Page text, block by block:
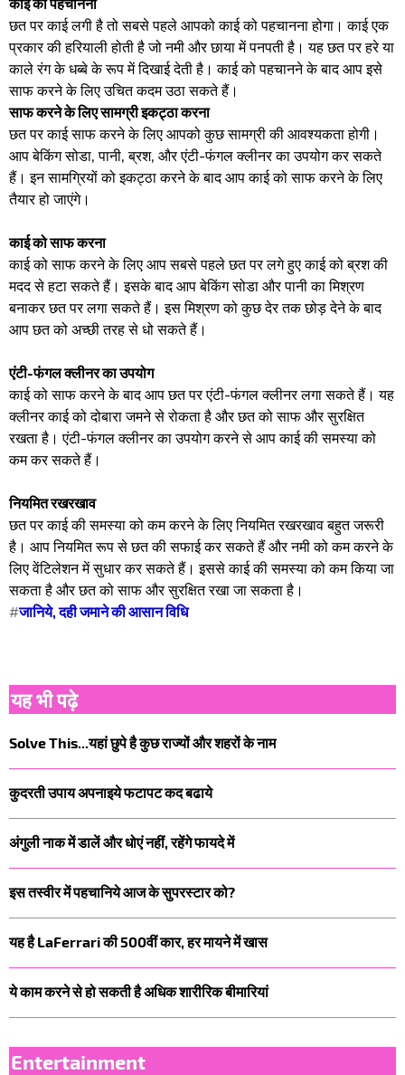
छत पर काई लगी है तो सबसे पहले आपको काई को पहचानना होगा। काई एक
प्रकार की हरियाली होती है जो नमी और छाया में पनपती है। यह छत पर हरे या
काले रंग के धब्बे के रूप में दिखाई देती है। काई को पहचानने के बाद आप इसे
साफ करने के लिए उचित कदम उठा सकते हैं।
साफ करने के लिए सामग्री इकट्ठा करना
छत पर काई साफ करने के लिए आपको कुछ सामग्री की आवश्यकता होगी।
आप बेकिंग सोडा, पानी, ब्रश, और एंटी-फंगल क्लीनर का उपयोग कर सकते
हैं। इन सामग्रियों को इकट्ठा करने के बाद आप काई को साफ करने के लिए
तैयार हो जाएंगे।
काई को साफ करना
काई को साफ करने के लिए आप सबसे पहले छत पर लगे हुए काई को ब्रश की
मदद से हटा सकते हैं। इसके बाद आप बेकिंग सोडा और पानी का मिश्रण
बनाकर छत पर लगा सकते हैं। इस मिश्रण को कुछ देर तक छोड़ देने के बाद
आप छत को अच्छी तरह से धो सकते हैं।
एंटी-फंगल क्लीनर का उपयोग
काई को साफ करने के बाद आप छत पर एंटी-फंगल क्लीनर लगा सकते हैं। यह
क्लीनर काई को दोबारा जमने से रोकता है और छत को साफ और सुरक्षित
रखता है। एंटी-फंगल क्लीनर का उपयोग करने से आप काई की समस्या को
कम कर सकते हैं।
नियमित रखरखाव
छत पर काई की समस्या को कम करने के लिए नियमित रखरखाव बहुत जरूरी
है। आप नियमित रूप से छत की सफाई कर सकते हैं और नमी को कम करने के
लिए वेंटिलेशन में सुधार कर सकते हैं। इससे काई की समस्या को कम किया जा
सकता है और छत को साफ और सुरक्षित रखा जा सकता है।
#जानिये, दही जमाने की आसान विधि
यह भी पढ़े
Solve This...यहां छुपे है कुछ राज्यों और शहरों के नाम
कुदरती उपाय अपनाइये फटापट कद बढाये
अंगुली नाक में डालें और धोएं नहीं, रहेंगे फायदे में
इस तस्वीर में पहचानिये आज के सुपरस्टार को?
यह है LaFerrari की 500वीं कार, हर मायने में खास
ये काम करने से हो सकती है अधिक शारीरिक बीमारियां
Entertainment